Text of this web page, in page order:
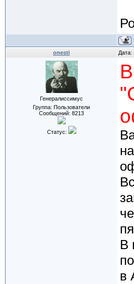
onesti Дата:
Генералиссимус
Группа: Пользователи
Сообщений: 8213
Статус:
В
в